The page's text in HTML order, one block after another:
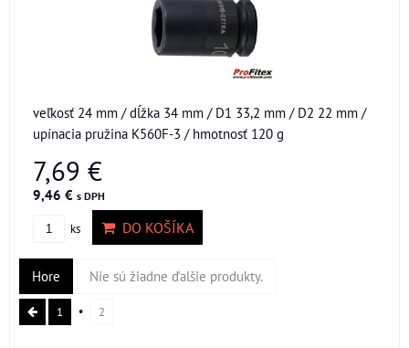
veľkosť 24 mm / dĺžka 34 mm / D1 33,2 mm / D2 22 mm /
upínacia pružina K560F-3 / hmotnosť 120 g
7,69 €
9,46 € s DPH
ks DO KOŠÍKA
Hore Nie sú žiadne ďalšie produkty.
1 2